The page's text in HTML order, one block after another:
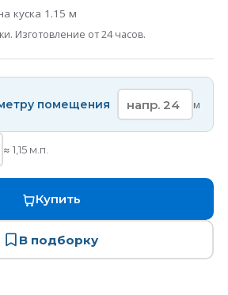
куска 1.15 м
Изготовление от 24 часов.
помещения м
≈ 1,15 м.п.
Купить
В подборку